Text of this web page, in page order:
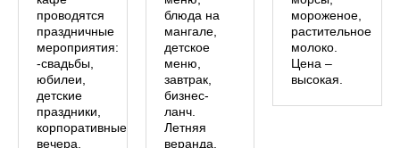
проводятся
праздничные
мероприятия:
-свадьбы,
юбилеи,
детские
праздники,
корпоративные
вечера,
блюда на
мангале,
детское
меню,
завтрак,
бизнес-
ланч.
Летняя
веранда,
мороженое,
растительное
молоко.
Цена –
высокая.